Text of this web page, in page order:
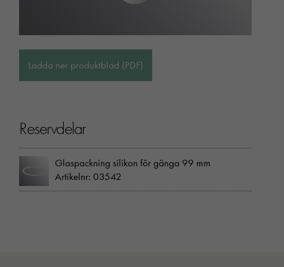
Ladda ner produktblad (PDF)
Reservdelar
Glaspackning silikon för gänga 99 mm
Artikelnr: 03542